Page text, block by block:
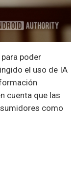
poder
el uso de IA
cuenta que las
como